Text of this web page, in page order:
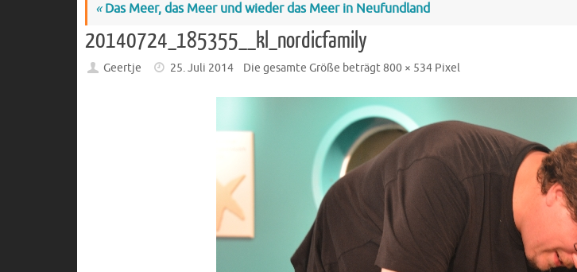
«Das Meer, das Meer und wieder das Meer in Neufundland
20140724_185355__kl_nordicfamily
Geertje 25. Juli 2014 Die gesamte Größe beträgt800 × 534Pixel